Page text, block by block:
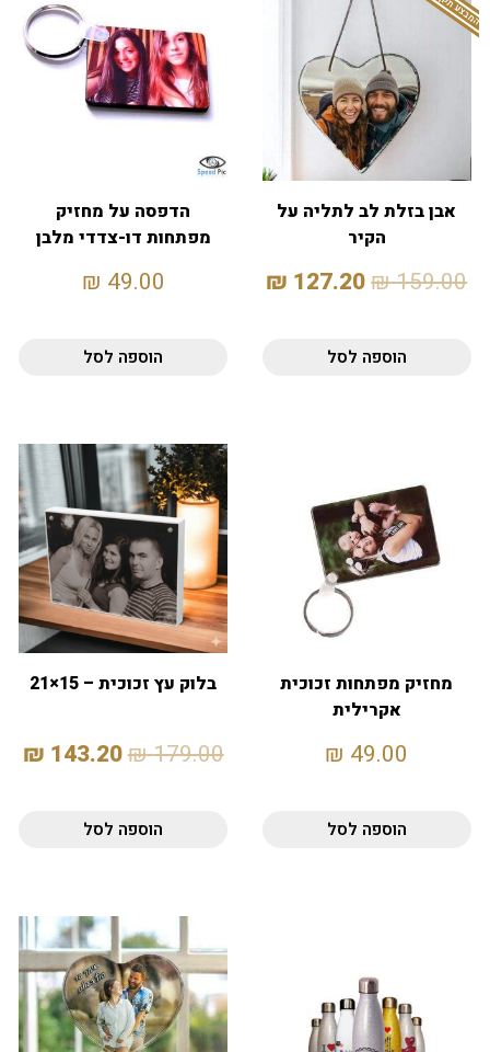
אבן בזלת לב לתליה על
הקיר
159.00
₪
127.20
₪
הוספה לסל
הדפסה על מחזיק
מפתחות דו-צדדי מלבן
49.00
₪
הוספה לסל
מחזיק מפתחות זכוכית
אקרילית
49.00
₪
הוספה לסל
בלוק עץ זכוכית – 15×21
179.00
₪
143.20
₪
הוספה לסל